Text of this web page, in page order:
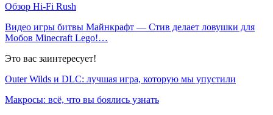
Обзор Hi-Fi Rush
Видео игры битвы Майнкрафт — Стив делает ловушки для
Мобов Minecraft Lego!…
Это вас заинтересует!
Outer Wilds и DLC: лучшая игра, которую мы упустили
Макросы: всё, что вы боялись узнать